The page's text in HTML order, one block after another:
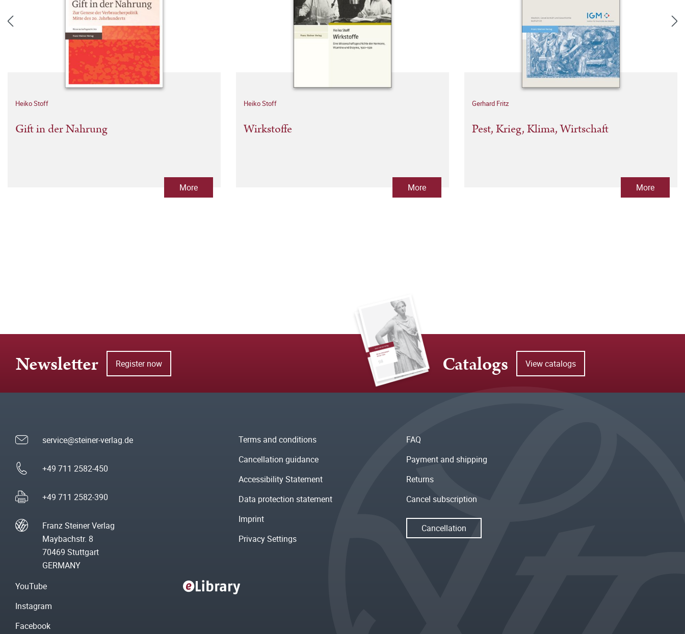
Heiko Stoff
Gift in der Nahrung
More
Heiko Stoff
Wirkstoffe
More
Gerhard Fritz
Pest, Krieg, Klima, Wirtschaft
More
Newsletter Register now Catalogs View catalogs
service@steiner-verlag.de
+49 711 2582-450
+49 711 2582-390
Franz Steiner Verlag
Maybachstr. 8
70469 Stuttgart
GERMANY
Terms and conditions
Cancellation guidance
Accessibility Statement
Data protection statement
Imprint
Privacy Settings
FAQ
Payment and shipping
Returns
Cancel subscription
Cancellation
YouTube
Instagram
Facebook